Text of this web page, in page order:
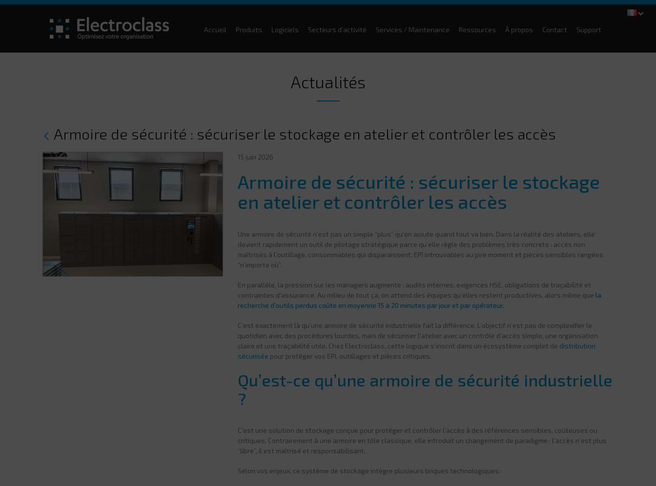
Accueil Produits Logiciels Secteurs d’activité Services / Maintenance Ressources À propos Contact Support
Actualités
Armoire de sécurité : sécuriser le stockage en atelier et contrôler les accès
15 juin 2026
Armoire de sécurité : sécuriser le stockage
en atelier et contrôler les accès
Une armoire de sécurité n’est pas un simple “plus” qu’on ajoute quand tout va bien. Dans la réalité des ateliers, elle
devient rapidement un outil de pilotage stratégique parce qu’elle règle des problèmes très concrets : accès non
maîtrisés à l’outillage, consommables qui disparaissent, EPI introuvables au pire moment et pièces sensibles rangées
“n’importe où”.
En parallèle, la pression sur les managers augmente : audits internes, exigences HSE, obligations de traçabilité et
contraintes d'assurance. Au milieu de tout ça, on attend des équipes qu’elles restent productives, alors même que la
recherche d'outils perdus coûte en moyenne 15 à 20 minutes par jour et par opérateur.
C’est exactement là qu’une armoire de sécurité industrielle fait la différence. L’objectif n’est pas de complexifier le
quotidien avec des procédures lourdes, mais de sécuriser l'atelier avec un contrôle d’accès simple, une organisation
claire et une traçabilité utile. Chez Electroclass, cette logique s’inscrit dans un écosystème complet de distribution
sécurisée pour protéger vos EPI, outillages et pièces critiques.
Qu’est-ce qu’une armoire de sécurité industrielle
?
C'est une solution de stockage conçue pour protéger et contrôler l’accès à des références sensibles, coûteuses ou
critiques. Contrairement à une armoire en tôle classique, elle introduit un changement de paradigme : l’accès n’est plus
“libre”, il est maîtrisé et responsabilisant.
Selon vos enjeux, ce système de stockage intègre plusieurs briques technologiques :